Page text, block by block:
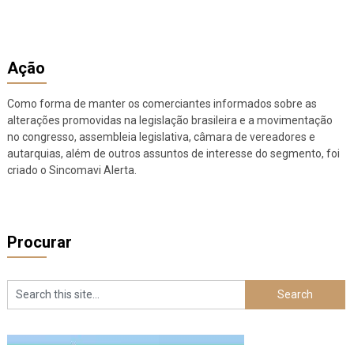
Ação
Como forma de manter os comerciantes informados sobre as
alterações promovidas na legislação brasileira e a movimentação
no congresso, assembleia legislativa, câmara de vereadores e
autarquias, além de outros assuntos de interesse do segmento, foi
criado o Sincomavi Alerta.
Procurar